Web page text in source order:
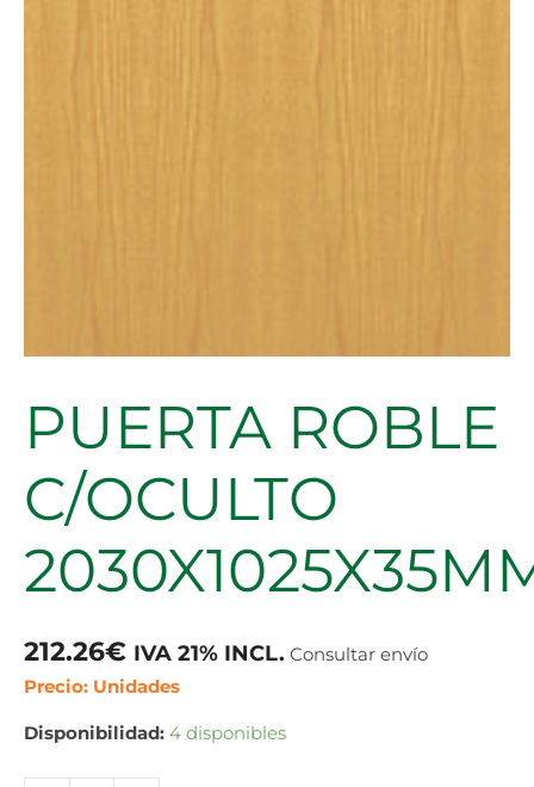
PUERTA ROBLE
C/OCULTO
212.26€ IVA 21% INCL. Consultar envío
Precio: Unidades
Disponibilidad: 4 disponibles